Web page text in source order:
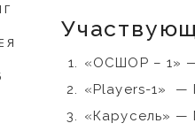
«ОСШОР – 1»
«Players-1» —
«Карусель»